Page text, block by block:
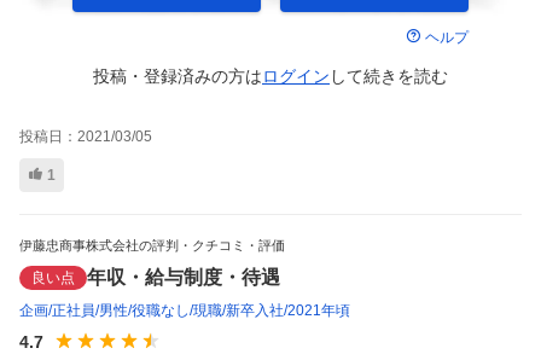
ヘルプ
投稿・登録済みの方はログイン して続きを読む
投稿日： 2021/03/05
1
伊藤忠商事株式会社の評判・クチコミ・評価
良い点 年収・給与制度・待遇
企画 正社員 男性 役職なし 現職 新卒入社 2021年頃
4.7